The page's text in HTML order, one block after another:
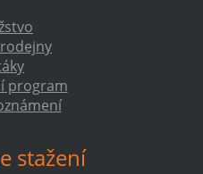
program
stažení